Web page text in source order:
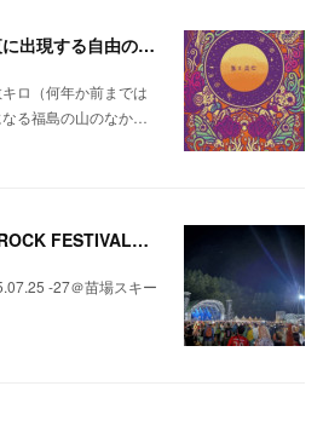
【満月祭】真夏の満月の夜に出現する自由の桃源郷。
ロ（何年か前までは
る福島の山のなか…
【ブラリフェス25／FUJI ROCK FESTIVAL】日本の夏にはフジロックが欠かせない。
-27＠苗場スキー